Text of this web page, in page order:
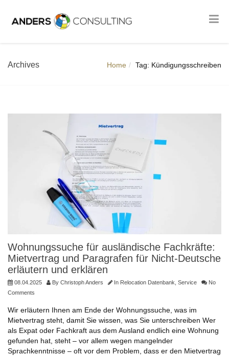
Archives Home Tag: Kündigungsschreiben
Wohnungssuche für ausländische Fachkräfte:
Mietvertrag und Paragrafen für Nicht-Deutsche
erläutern und erklären
08.04.2025 By Christoph Anders In Relocation Datenbank Service
No
Comments
Wir erläutern Ihnen am Ende der Wohnungssuche, was im
Mietvertrag steht, damit Sie wissen, was Sie unterschreiben Wer
als Expat oder Fachkraft aus dem Ausland endlich eine Wohnung
gefunden hat, steht – vor allem wegen mangelnder
Sprachkenntnisse – oft vor dem Problem, dass er den Mietvertrag